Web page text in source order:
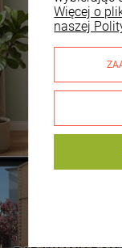
Więcej o
naszej